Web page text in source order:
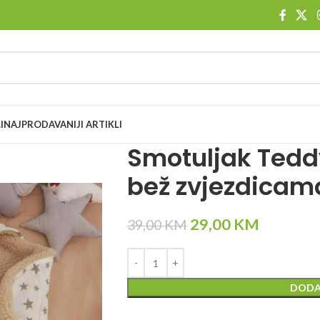
NAJPRODAVANIJI ARTIKLI
Smotuljak
bež
39,00KM 29,00 KM